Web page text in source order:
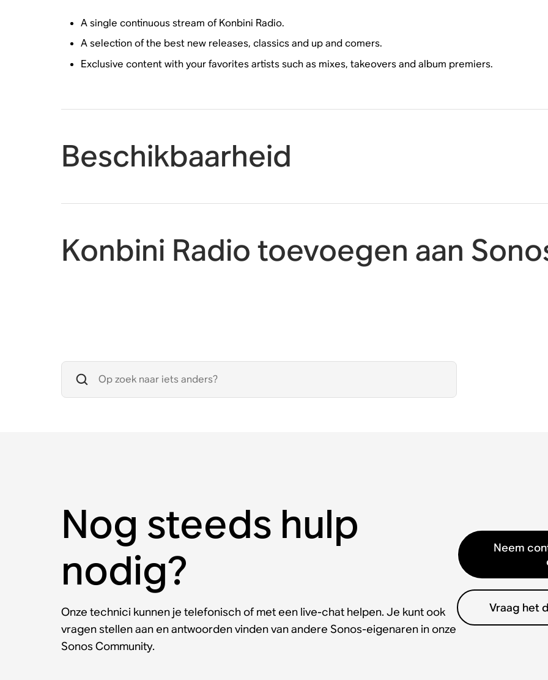
A single continuous stream of Konbini Radio.
A selection of the best new releases, classics and up and comers.
Exclusive content with your favorites artists such as mixes, takeovers and album premiers.
Beschikbaarheid
Konbini Radio toevoegen aan
Nog steeds hulp
nodig?
Onze technici kunnen je telefonisch of met een live-chat helpen. Je kunt ook
vragen stellen aan en antwoorden vinden van andere Sonos-eigenaren in onze
Sonos Community.
Neem
Vraag het